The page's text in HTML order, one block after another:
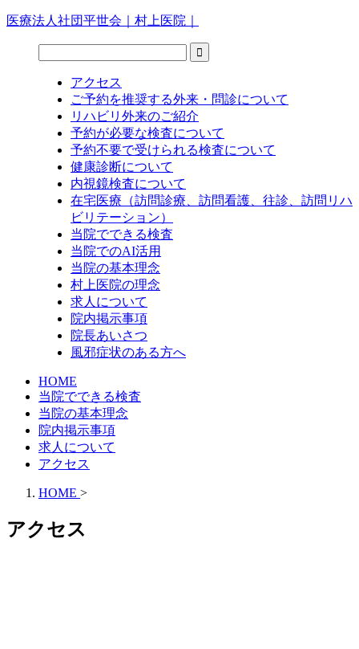
医療法人社団平世会｜村上医院｜
アクセス
ご予約を推奨する外来・問診について
リハビリ外来のご紹介
予約が必要な検査について
予約不要で受けられる検査について
健康診断について
内視鏡検査について
在宅医療（訪問診療、訪問看護、往診、訪問リハ
ビリテーション）
当院でできる検査
当院でのAI活用
当院の基本理念
村上医院の理念
求人について
院内掲示事項
院長あいさつ
風邪症状のある方へ
HOME
当院でできる検査
当院の基本理念
院内掲示事項
求人について
アクセス
HOME >
アクセス